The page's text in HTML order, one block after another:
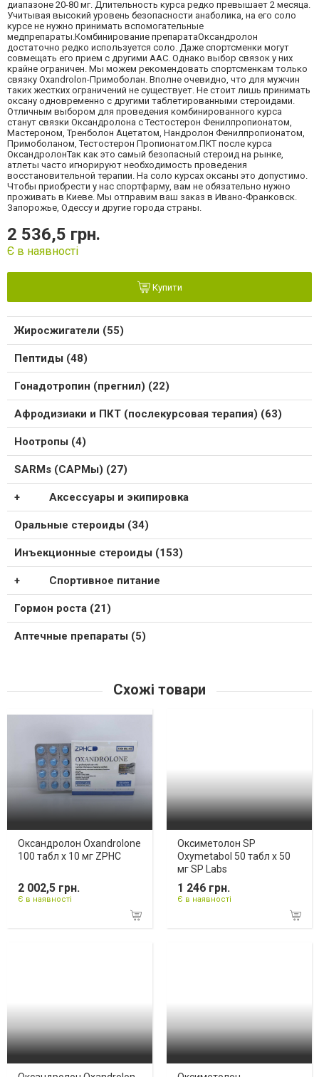
диапазоне 20-80 мг. Длительность курса редко превышает 2 месяца.
Учитывая высокий уровень безопасности анаболика, на его соло
курсе не нужно принимать вспомогательные
медпрепараты.Комбинирование препаратаОксандролон
достаточно редко используется соло. Даже спортсменки могут
совмещать его прием с другими ААС. Однако выбор связок у них
крайне ограничен. Мы можем рекомендовать спортсменкам только
связку Oxandrolon-Примоболан. Вполне очевидно, что для мужчин
таких жестких ограничений не существует. Не стоит лишь принимать
оксану одновременно с другими таблетированными стероидами.
Отличным выбором для проведения комбинированного курса
станут связки Оксандролона с Тестостерон Фенилпропионатом,
Мастероном, Тренболон Ацетатом, Нандролон Фенилпропионатом,
Примоболаном, Тестостерон Пропионатом.ПКТ после курса
ОксандролонТак как это самый безопасный стероид на рынке,
атлеты часто игнорируют необходимость проведения
восстановительной терапии. На соло курсах оксаны это допустимо.
Чтобы приобрести у нас спортфарму, вам не обязательно нужно
проживать в Киеве. Мы отправим ваш заказ в Ивано-Франковск.
Запорожье, Одессу и другие города страны.
2 536,5 грн.
Є в наявності
Купити
Жиросжигатели (55)
Пептиды (48)
Гонадотропин (прегнил) (22)
Афродизиаки и ПКТ (послекурсовая терапия) (63)
Ноотропы (4)
SARMs (САРМы) (27)
Аксессуары и экипировка
Оральные стероиды (34)
Инъекционные стероиды (153)
Спортивное питание
Гормон роста (21)
Аптечные препараты (5)
Схожі товари
Оксандролон Oxandrolone
100 табл х 10 мг ZPHC
2 002,5 грн.
Є в наявності
Оксиметолон SP
Oxymetabol 50 табл х 50
мг SP Labs
1 246 грн.
Є в наявності